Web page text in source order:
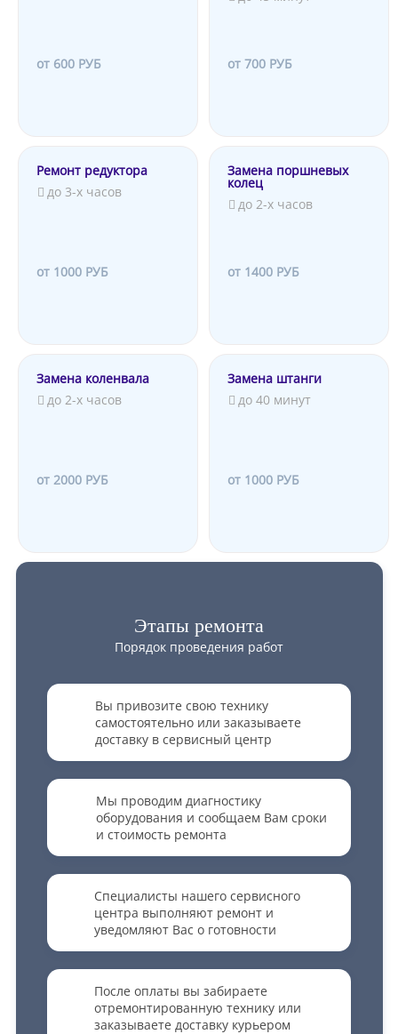
от 600 РУБ от 700 РУБ
Ремонт редуктора
до 3-х часов
от 1000 РУБ
Замена поршневых
колец
до 2-х часов
от 1400 РУБ
Замена коленвала
до 2-х часов
от 2000 РУБ
Замена штанги
до 40 минут
от 1000 РУБ
Этапы ремонта
Порядок проведения работ
Вы привозите свою технику
самостоятельно или заказываете
доставку в сервисный центр
Мы проводим диагностику
оборудования и сообщаем Вам сроки
и стоимость ремонта
Специалисты нашего сервисного
центра выполняют ремонт и
уведомляют Вас о готовности
После оплаты вы забираете
отремонтированную технику или
заказываете доставку курьером